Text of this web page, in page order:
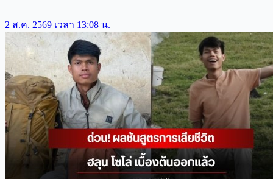
2 ส.ค. 2569 เวลา 13:08 น.